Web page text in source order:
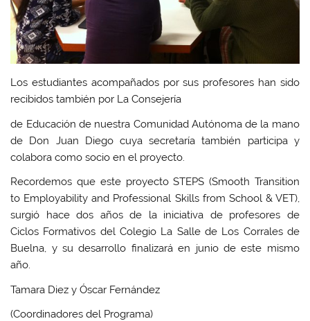
Los estudiantes acompañados por sus profesores han sido
recibidos también por La Consejería
de Educación de nuestra Comunidad Autónoma de la mano
de Don Juan Diego cuya secretaría también participa y
colabora como socio en el proyecto.
Recordemos que este proyecto STEPS (Smooth Transition
to Employability and Professional Skills from School & VET),
surgió hace dos años de la iniciativa de profesores de
Ciclos Formativos del Colegio La Salle de Los Corrales de
Buelna, y su desarrollo finalizará en junio de este mismo
año.
Tamara Diez y Óscar Fernández
(Coordinadores del Programa)